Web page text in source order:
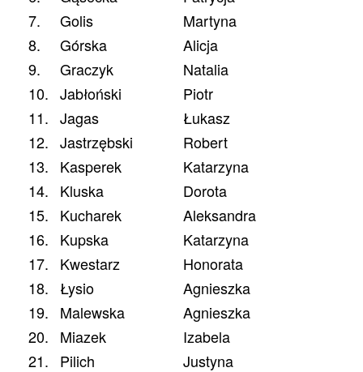
7.
Golis
Martyna
8.
Górska
Alicja
9.
Graczyk
Natalia
10. Jabłoński
Piotr
11. Jagas
Łukasz
12. Jastrzębski
Robert
13.
Kasperek
Katarzyna
14.
Kluska
Dorota
15.
Kucharek
Aleksandra
16.
Kupska
Katarzyna
17.
Kwestarz
Honorata
18.
Łysio
Agnieszka
19.
Malewska
Agnieszka
20.
Miazek
Izabela
21.
Pilich
Justyna